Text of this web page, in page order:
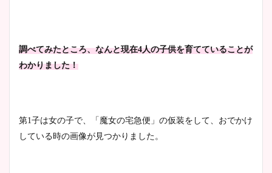
肉も凄い！
調べてみたところ、なんと現在4人の子供を育てていることが
わかりました！
第1子は女の子で、
「魔女の宅急便」の仮装をして、おでかけ
している時の画像が見つかりました。